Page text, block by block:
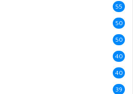
55
50
50
40
40
39